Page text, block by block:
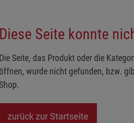
Diese Seite konnte
Die Seite, das Produkt oder die
öffnen, wurde nicht gefunden, bzw.
Shop.
zurück zur Startseite